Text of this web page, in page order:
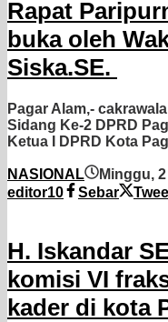
Rapat
buka oleh
Siska.SE. ‎
Pagar Alam,-
Sidang Ke-2 DPRD
Ketua I DPRD Kota
NASIONAL Minggu,
editor10
Sebar
H. Iskandar
komisi VI
kader di kota